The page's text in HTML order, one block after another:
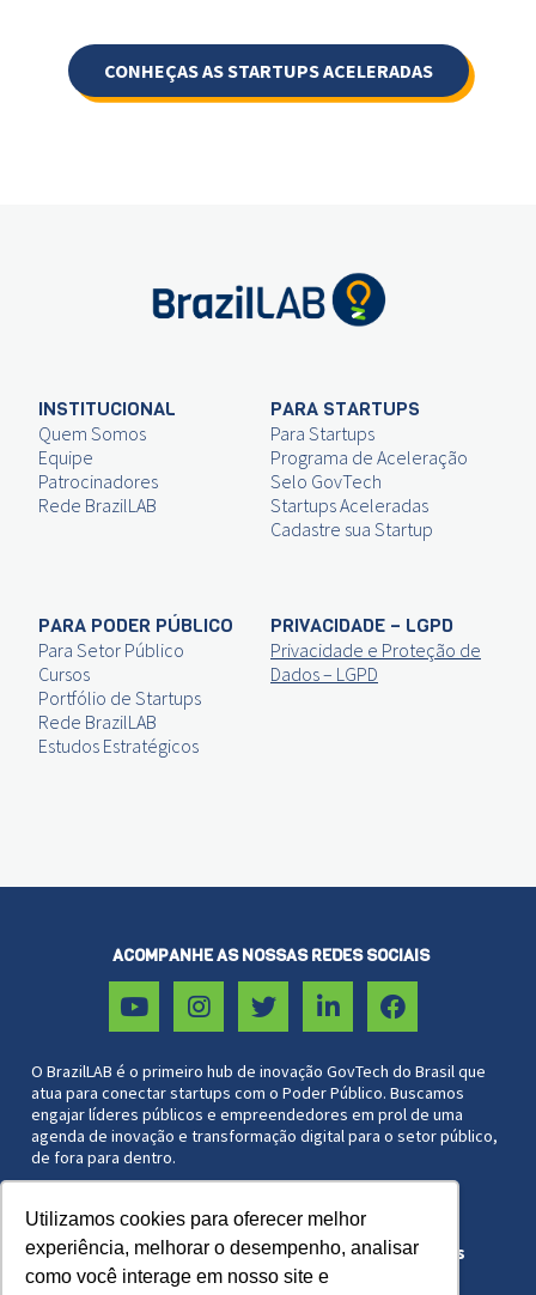
Utilizamos cookies para oferecer melhor
experiência, melhorar o desempenho, analisar
como você interage em nosso site e
CONHEÇAS AS STARTUPS ACELERADAS
INSTITUCIONAL
Quem Somos
Equipe
Patrocinadores
Rede BrazilLAB
PARA STARTUPS
Para Startups
Programa de Aceleração
Selo GovTech
Startups Aceleradas
Cadastre sua Startup
PARA PODER PÚBLICO
Para Setor Público
Cursos
Portfólio de Startups
Rede BrazilLAB
Estudos Estratégicos
PRIVACIDADE – LGPD
Privacidade e Proteção de
Dados – LGPD
O BrazilLAB é o primeiro hub de inovação GovTech do Brasil que
atua para conectar startups com o Poder Público. Buscamos
engajar líderes públicos e empreendedores em prol de uma
agenda de inovação e transformação digital para o setor público,
de fora para dentro.
ACOMPANHE AS NOSSAS REDES SOCIAIS
Associação Brazil Lab 27.572.051/0001-44
Copyright © 2021 BrazilLAB. Todos os direitos
reservados.